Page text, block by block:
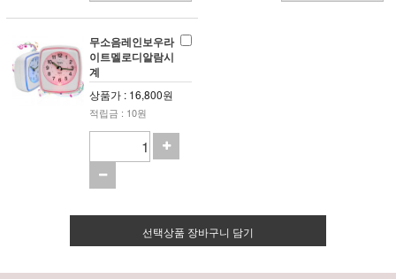
무소음레인보우라
이트멜로디알람시
계
상품가 : 16,800원
적립금 : 10원
선택상품 장바구니 담기